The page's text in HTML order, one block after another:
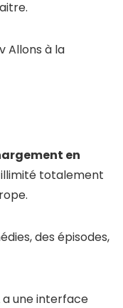
Allons à la
en
illimité totalement
des épisodes,
a une interface